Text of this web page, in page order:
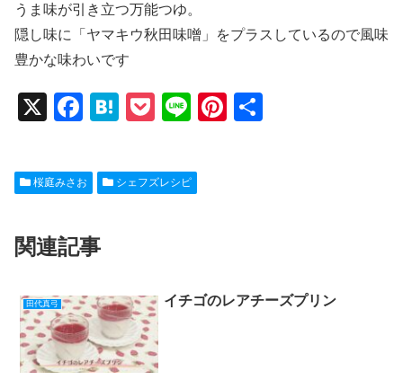
うま味が引き立つ万能つゆ。
隠し味に「ヤマキウ秋田味噌」をプラスしているので風味
豊かな味わいです
X
F
c
e
o
k
H
e
n
P
ck
et
Li
e
Pi
桜庭みさお シェフズレシピ
関連記事
田代真弓 イチゴのレアチーズプリン